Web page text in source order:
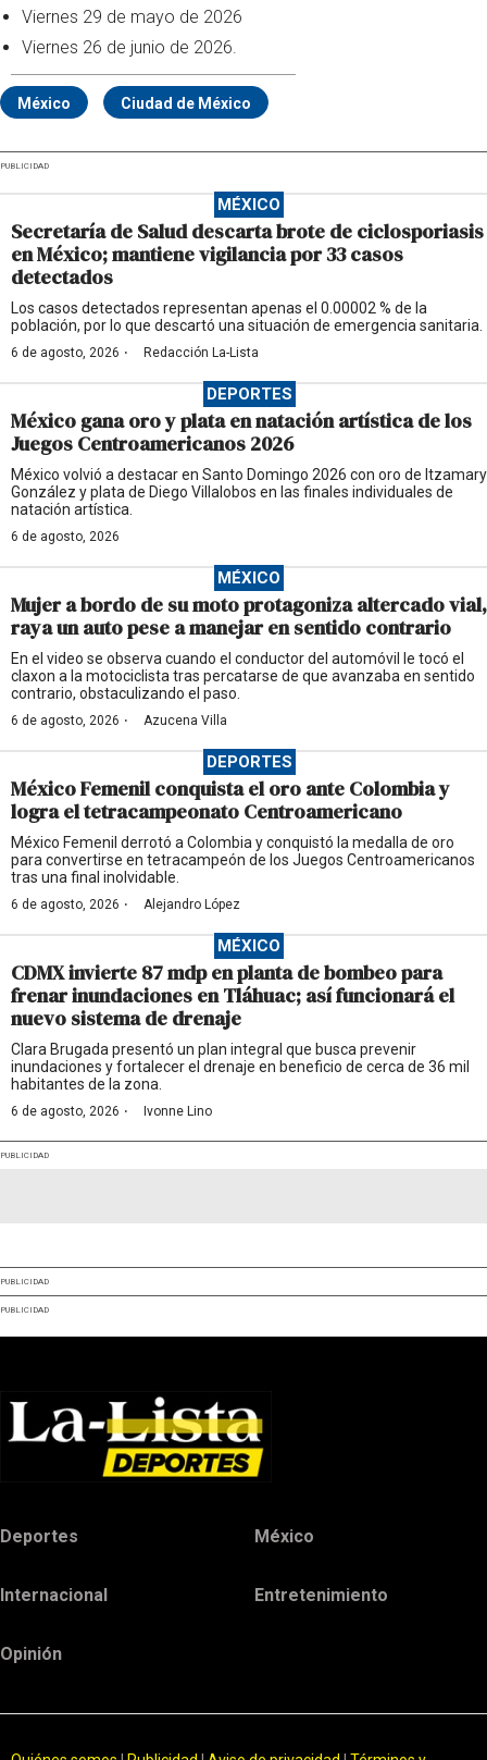
Viernes 29 de mayo de 2026
Viernes 26 de junio de 2026.
México Ciudad de México
PUBLICIDAD
MÉXICO
Secretaría de Salud descarta brote de ciclosporiasis
en México; mantiene vigilancia por 33 casos
detectados
Los casos detectados representan apenas el 0.00002 % de la
población, por lo que descartó una situación de emergencia sanitaria.
6 de agosto, 2026 · Redacción La-Lista
DEPORTES
México gana oro y plata en natación artística de los
Juegos Centroamericanos 2026
México volvió a destacar en Santo Domingo 2026 con oro de Itzamary
González y plata de Diego Villalobos en las finales individuales de
natación artística.
6 de agosto, 2026
MÉXICO
Mujer a bordo de su moto protagoniza altercado vial,
raya un auto pese a manejar en sentido contrario
En el video se observa cuando el conductor del automóvil le tocó el
claxon a la motociclista tras percatarse de que avanzaba en sentido
contrario, obstaculizando el paso.
6 de agosto, 2026 · Azucena Villa
DEPORTES
México Femenil conquista el oro ante Colombia y
logra el tetracampeonato Centroamericano
México Femenil derrotó a Colombia y conquistó la medalla de oro
para convertirse en tetracampeón de los Juegos Centroamericanos
tras una final inolvidable.
6 de agosto, 2026 · Alejandro López
MÉXICO
CDMX invierte 87 mdp en planta de bombeo para
frenar inundaciones en Tláhuac; así funcionará el
nuevo sistema de drenaje
Clara Brugada presentó un plan integral que busca prevenir
inundaciones y fortalecer el drenaje en beneficio de cerca de 36 mil
habitantes de la zona.
6 de agosto, 2026 · Ivonne Lino
PUBLICIDAD
PUBLICIDAD
PUBLICIDAD
Deportes México
Internacional Entretenimiento
Opinión